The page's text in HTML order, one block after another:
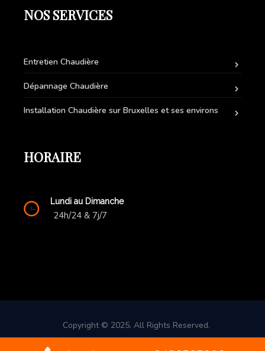
NOS SERVICES
Entretien Chaudière
Dépannage Chaudière
Installation Chaudière sur Bruxelles et ses environs
HORAIRE
Lundi au Dimanche
24h/24 & 7j/7
Copyright © 2025. All Rights Reserved.